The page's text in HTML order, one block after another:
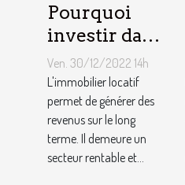
Pourquoi
investir dans
l'immobilier
?
Ven. 30/12/2022 14h
L'immobilier locatif
permet de générer des
revenus sur le long
terme. Il demeure un
secteur rentable et...